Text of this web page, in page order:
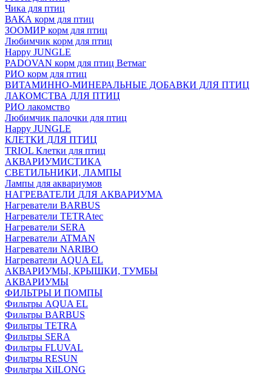
Чика для птиц
ВАКА корм для птиц
ЗООМИР корм для птиц
Любимчик корм для птиц
Happy JUNGLE
PADOVAN корм для птиц Ветмаг
РИО корм для птиц
ВИТАМИННО-МИНЕРАЛЬНЫЕ ДОБАВКИ ДЛЯ ПТИЦ
ЛАКОМСТВА ДЛЯ ПТИЦ
РИО лакомство
Любимчик палочки для птиц
Happy JUNGLE
КЛЕТКИ ДЛЯ ПТИЦ
TRIOL Клетки для птиц
АКВАРИУМИСТИКА
СВЕТИЛЬНИКИ, ЛАМПЫ
Лампы для аквариумов
НАГРЕВАТЕЛИ ДЛЯ АКВАРИУМА
Нагреватели BARBUS
Нагреватели TETRAtec
Нагреватели SERA
Нагреватели ATMAN
Нагреватели NARIBO
Нагреватели AQUA EL
АКВАРИУМЫ, КРЫШКИ, ТУМБЫ
АКВАРИУМЫ
ФИЛЬТРЫ И ПОМПЫ
Фильтры AQUA EL
Фильтры BARBUS
Фильтры ТETRA
Фильтры SERA
Фильтры FLUVAL
Фильтры RESUN
Фильтры XiILONG